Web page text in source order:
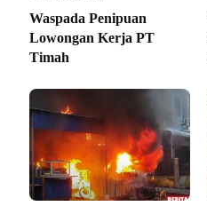
Waspada Penipuan
Lowongan Kerja PT
Timah